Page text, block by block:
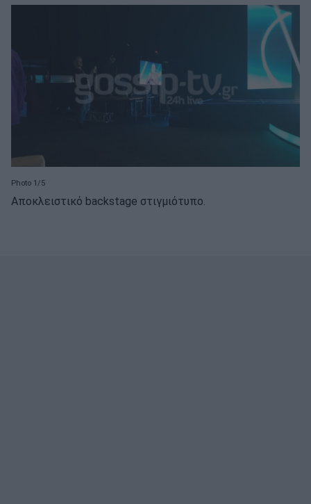
Photo 1/5
Αποκλειστικό backstage στιγμιότυπο.